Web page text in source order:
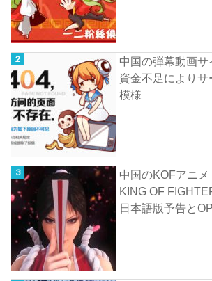
中国の弾幕動画
資金不足により
模様
中国のKOFアニ
KING OF
日本語版予告と